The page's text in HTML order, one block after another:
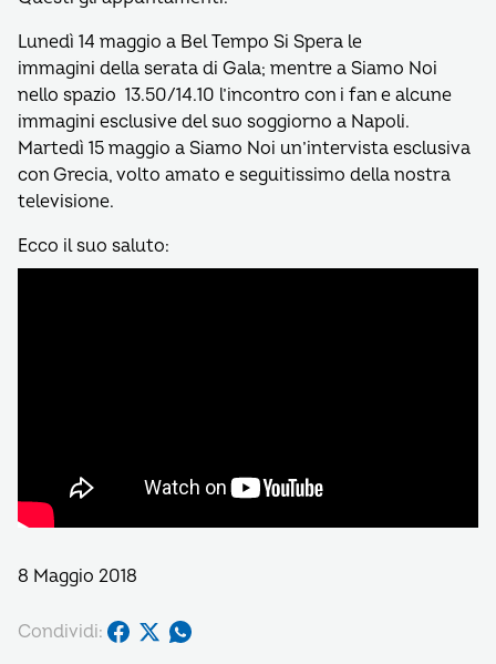
Lunedì 14 maggio a Bel Tempo Si Spera le
immagini della serata di Gala; mentre a Siamo Noi
nello spazio 13.50/14.10 l’incontro con i fan e alcune
immagini esclusive del suo soggiorno a Napoli.
Martedì 15 maggio a Siamo Noi un’intervista esclusiva
con Grecia, volto amato e seguitissimo della nostra
televisione.
Ecco il suo saluto:
8 Maggio 2018
Condividi: